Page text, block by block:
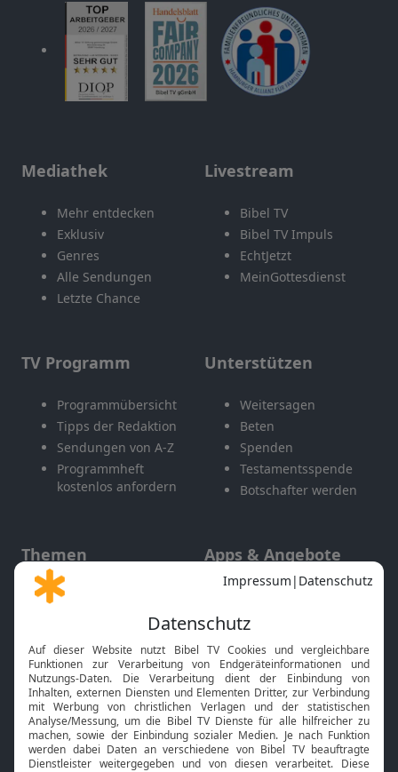
Mediathek
Mehr entdecken
Exklusiv
Genres
Alle Sendungen
Letzte Chance
Livestream
Bibel TV
Bibel TV Impuls
EchtJetzt
MeinGottesdienst
TV Programm
Programmübersicht
Tipps der Redaktion
Sendungen von A-Z
Programmheft
kostenlos anfordern
Unterstützen
Weitersagen
Beten
Spenden
Testamentsspende
Botschafter werden
Themen
Gott und Bibel erklärt
Neuigkeiten
Apps & Angebote
Mobile App
Smart TV
HbbTV
Bibelthek Online-Bibel
Nächster Gottesdienst